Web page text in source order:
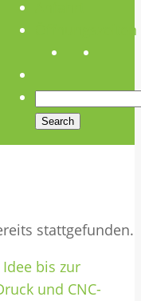
Öffnungszeiten
stattgefunden.
bis zur
und CNC-